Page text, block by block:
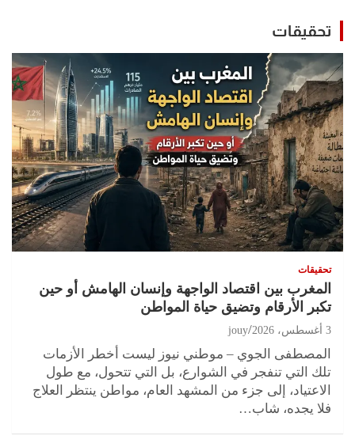
تحقيقات
تحقيقات
المغرب بين اقتصاد الواجهة وإنسان الهامش أو حين
تكبر الأرقام وتضيق حياة المواطن
3 أغسطس، 2026 jouy
المصطفى الجوي – موطني نيوز ليست أخطر الأزمات
تلك التي تنفجر في الشوارع، بل التي تتحول، مع طول
الاعتياد، إلى جزء من المشهد العام، مواطن ينتظر العلاج
فلا يجده، شاب…